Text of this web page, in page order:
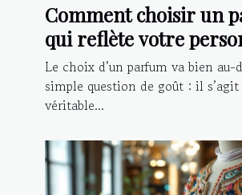
Comment choisir un
qui reflète votre
Le choix d’un parfum va bien au-
simple question de goût : il s’agit
véritable...